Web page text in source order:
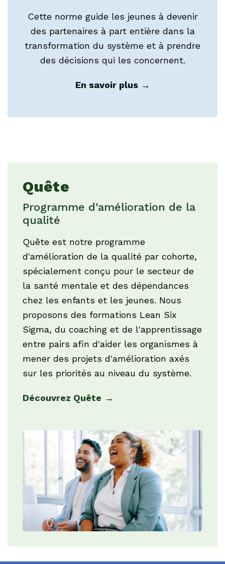
Cette norme guide les jeunes à devenir
des partenaires à part entière dans la
transformation du système et à prendre
des décisions qui les concernent.
En savoir plus→
Quête
Programme d'amélioration de la
qualité
Quête est notre programme
d'amélioration de la qualité par cohorte,
spécialement conçu pour le secteur de
la santé mentale et des dépendances
chez les enfants et les jeunes. Nous
proposons des formations Lean Six
Sigma, du coaching et de l'apprentissage
entre pairs afin d'aider les organismes à
mener des projets d'amélioration axés
sur les priorités au niveau du système.
Découvrez Quête →